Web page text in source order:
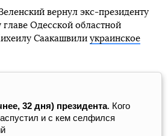
вернул экс-президенту
Одесской областной
Саакашвили украинское
32 дня) президента. Кого
и с кем селфился